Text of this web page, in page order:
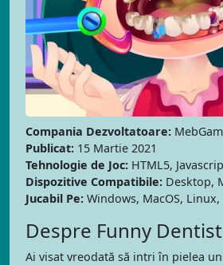
Compania Dezvoltatoare:
Publicat: 15 Martie 2021
Tehnologie de Joc: HTML5,
Dispozitive Compatibile: Desktop,
Jucabil Pe: Windows, MacOS,
Despre Funny
Ai visat vreodată să intri în pielea